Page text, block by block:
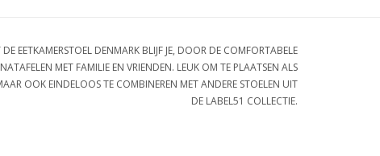
DE EETKAMERSTOEL DENMARK BLIJF JE, DOOR DE COMFORTABELE
MET FAMILIE EN VRIENDEN. LEUK OM TE PLAATSEN ALS
OOK EINDELOOS TE COMBINEREN MET ANDERE STOELEN UIT
DE LABEL51 COLLECTIE.